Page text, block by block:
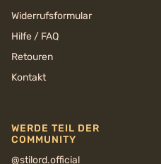
Widerrufsformular
Hilfe / FAQ
Retouren
Kontakt
WERDE TEIL DER
COMMUNITY
@stilord.official